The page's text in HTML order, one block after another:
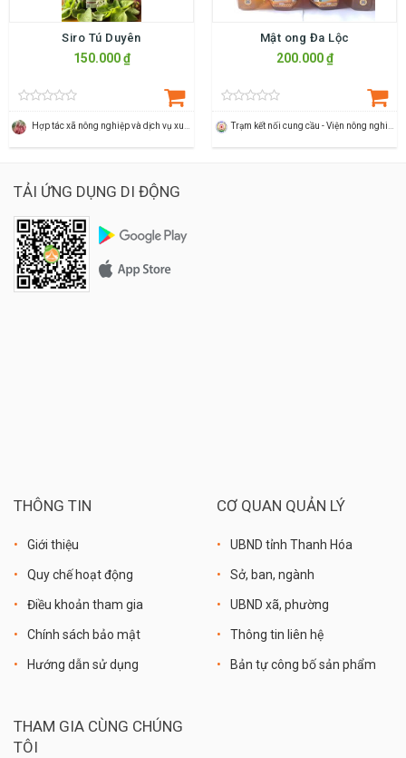
Siro Tú Duyên
150.000 ₫
Hợp tác xã nông nghiệp và dịch vụ xuân du
Mật ong Đa Lộc
200.000 ₫
Trạm kết nối cung cầu - Viện nông nghiệp Thanh Hoá
TẢI ỨNG DỤNG DI ĐỘNG
THÔNG TIN
Giới thiệu
Quy chế hoạt động
Điều khoản tham gia
Chính sách bảo mật
Hướng dẫn sử dụng
CƠ QUAN QUẢN LÝ
UBND tỉnh Thanh Hóa
Sở, ban, ngành
UBND xã, phường
Thông tin liên hệ
Bản tự công bố sản phẩm
THAM GIA CÙNG CHÚNG
TÔI